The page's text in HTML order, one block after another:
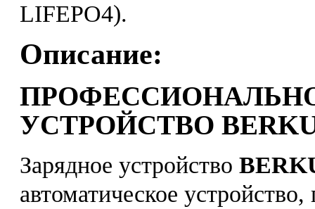
LIFEPO4).
Описание:
УСТРОЙСТВО
Зарядное устройство
автоматическое